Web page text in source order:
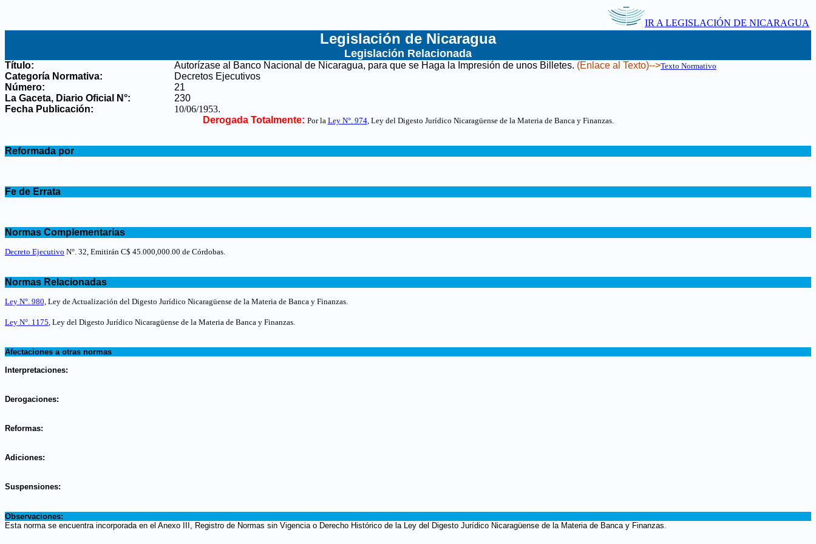
IR A LEGISLACIÓN DE NICARAGUA
Legislación de Nicaragua
Legislación Relacionada
Título: Autorízase al Banco Nacional de Nicaragua, para que se Haga la Impresión de unos Billetes. (Enlace al Texto)-->Texto Normativo
Categoría Normativa:
Decretos Ejecutivos
Número:
21
La Gaceta, Diario Oficial N°:
230
Fecha Publicación:
10/06/1953.
Derogada Totalmente: Por la Ley N°. 974, Ley del Digesto Jurídico Nicaragüense de la Materia de Banca y Finanzas.
Reformada por
Fe de Errata
Normas Complementarias
Decreto Ejecutivo N°. 32, Emitirán C$ 45.000,000.00 de Córdobas.
Normas Relacionadas
Ley N°. 980, Ley de Actualización del Digesto Jurídico Nicaragüense de la Materia de Banca y Finanzas.
Ley N°. 1175, Ley del Digesto Jurídico Nicaragüense de la Materia de Banca y Finanzas.
Afectaciones a otras normas
Interpretaciones:
Derogaciones:
Reformas:
Adiciones:
Suspensiones:
Observaciones:
Esta norma se encuentra incorporada en el Anexo III, Registro de Normas sin Vigencia o Derecho Histórico de la Ley del Digesto Jurídico Nicaragüense de la Materia de Banca y Finanzas.